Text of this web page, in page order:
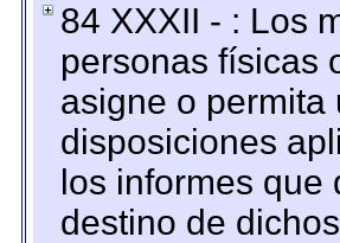
84 XXXII - : Los
personas físicas
asigne o permita
disposiciones
los informes que
destino de